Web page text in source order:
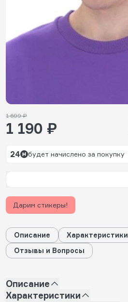
1 699 ₽
1 190 ₽
24 будет начислено за покупку
Дарим стикеры!
Описание
Характеристики
Отзывы и Вопросы
Описание
Характеристики